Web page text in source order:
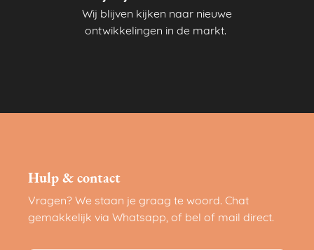
Wij blijven kijken naar nieuwe
ontwikkelingen in de markt.
Hulp & contact
Vragen? We staan je graag te woord. Chat
gemakkelijk via Whatsapp, of bel of mail direct.